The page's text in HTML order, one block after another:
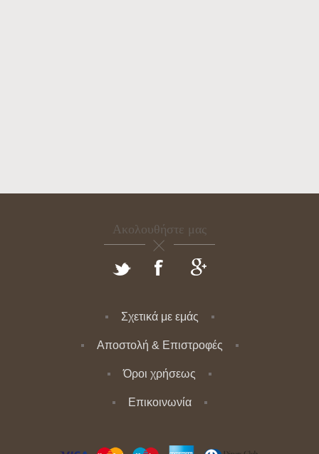
Ακολουθήστε μας
Σχετικά με εμάς
Αποστολή & Επιστροφές
Όροι χρήσεως
Επικοινωνία